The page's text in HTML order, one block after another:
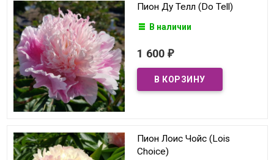
Пион Ду Телл (Do Tell)
В наличии
1 600 ₽
Пион Лоис Чойс (Lois
Choice)